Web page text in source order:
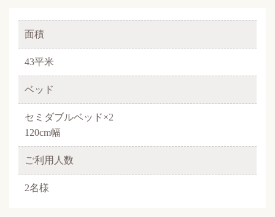
面積
43平米
ベッド
セミダブルベッド×2
120cm幅
ご利用人数
2名様